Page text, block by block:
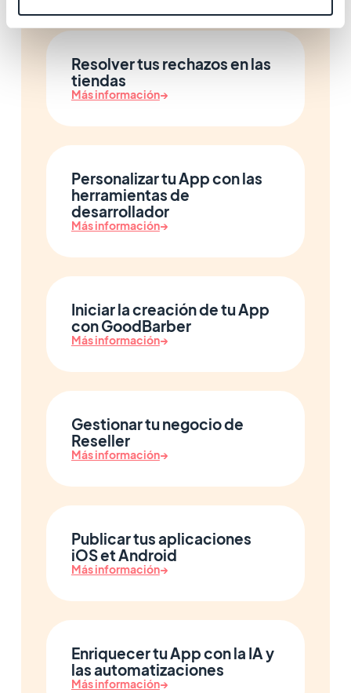
Resolver tus rechazos en las
tiendas
Más información→
Personalizar tu App con las
herramientas de
desarrollador
Más información→
Iniciar la creación de tu App
con GoodBarber
Más información→
Gestionar tu negocio de
Reseller
Más información→
Publicar tus aplicaciones
iOS et Android
Más información→
Enriquecer tu App con la IA y
las automatizaciones
Más información→